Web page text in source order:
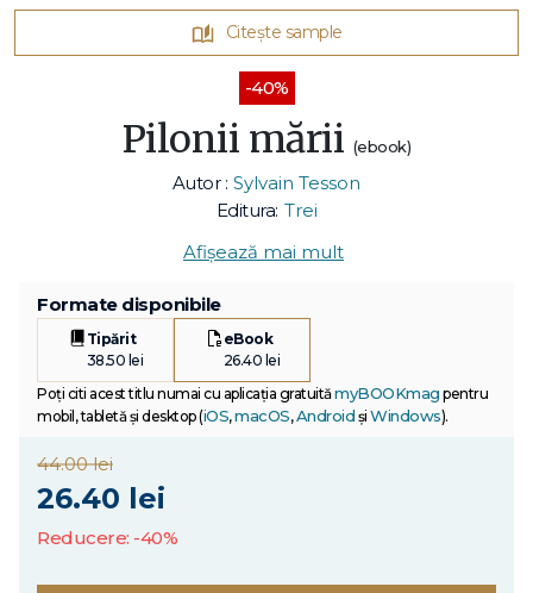
Citește sample
-40%
Pilonii mării (ebook)
Autor : Sylvain Tesson
Editura: Trei
Afișează mai mult
Formate disponibile
Tipărit
38.50 lei
eBook
26.40 lei
Poți citi acest titlu numai cu aplicația gratuitămyBOOKmag pentru
mobil, tabletă și desktop (iOS,macOS,Android și Windows).
44.00 lei
26.40 lei
Reducere: -40%